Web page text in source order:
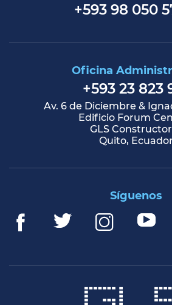
+593 98 050
Oficina
+593 23 823
Av. 6 de Diciembre &
Edificio Forum
GLS
Quito, Ecuador
Síguenos